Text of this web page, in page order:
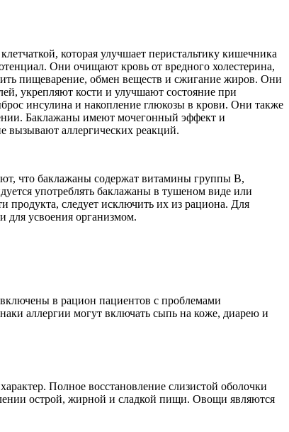
которая улучшает перистальтику кишечника
Они очищают кровь от вредного холестерина,
пищеварение, обмен веществ и сжигание жиров. Они
укрепляют кости и улучшают состояние при
инсулина и накопление глюкозы в крови. Они также
Баклажаны имеют мочегонный эффект и
вызывают аллергических реакций.
что баклажаны содержат витамины группы В,
употреблять баклажаны в тушеном виде или
продукта, следует исключить их из рациона. Для
для усвоения организмом.
в рацион пациентов с проблемами
аллергии могут включать сыпь на коже, диарею и
Полное восстановление слизистой оболочки
острой, жирной и сладкой пищи. Овощи являются